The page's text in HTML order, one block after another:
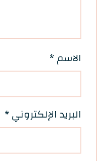
الاسم*
البريد الإلكتروني*